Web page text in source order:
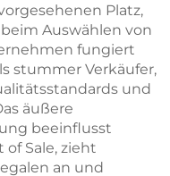
Platz,
Auswählen von
fungiert
stummer Verkäufer,
und
äußere
beeinflusst
Sale, zieht
an und